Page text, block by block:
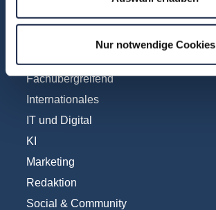
Nur notwendige Cookies
Fachbereiche
Fachübergreifend
Internationales
IT und Digital
KI
Marketing
Redaktion
Social & Community